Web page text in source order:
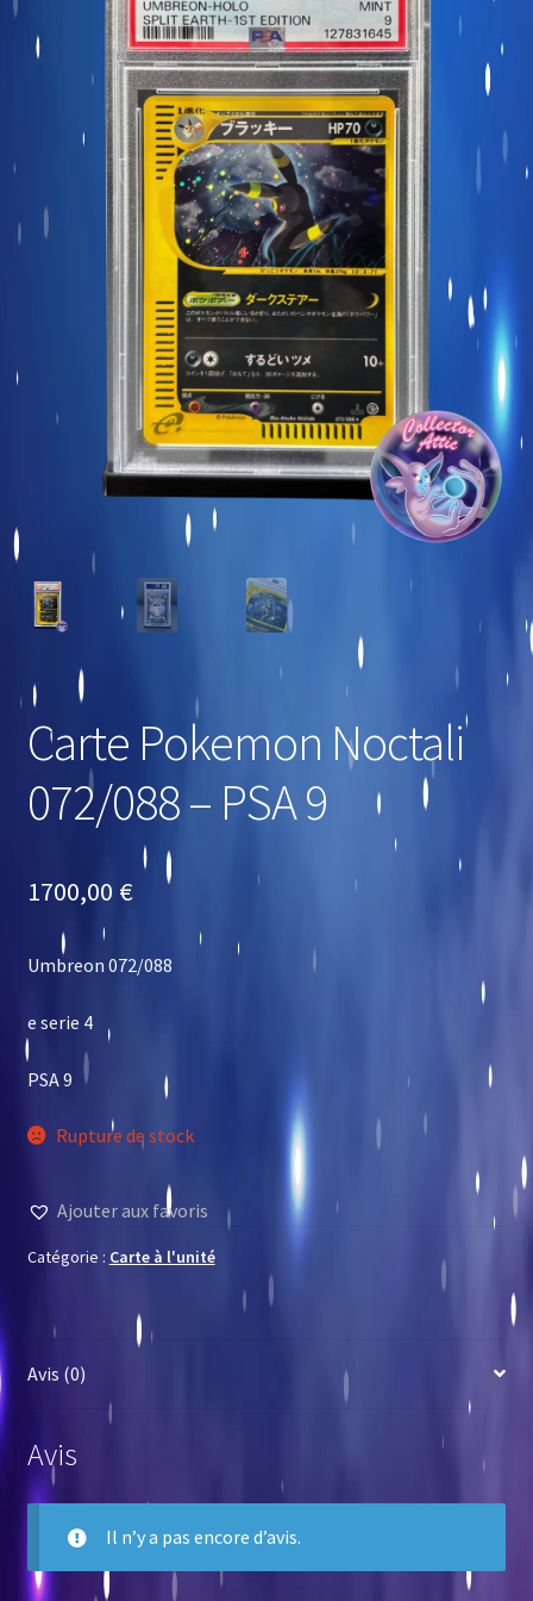
Carte commune
Display et produits scellés
Goodies et autres
Sleeve à l’unité
Précommandes
Carte Pokemon Noctali
072/088 – PSA 9
1700,00 €
Umbreon 072/088
e serie 4
PSA 9
Rupture de stock
Ajouter aux favoris
Catégorie : Carte à l'unité
Avis (0)
Avis
Il n’y a pas encore d’avis.